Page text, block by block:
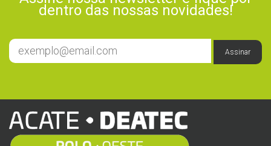
dentro das nossas novidades!
Assinar